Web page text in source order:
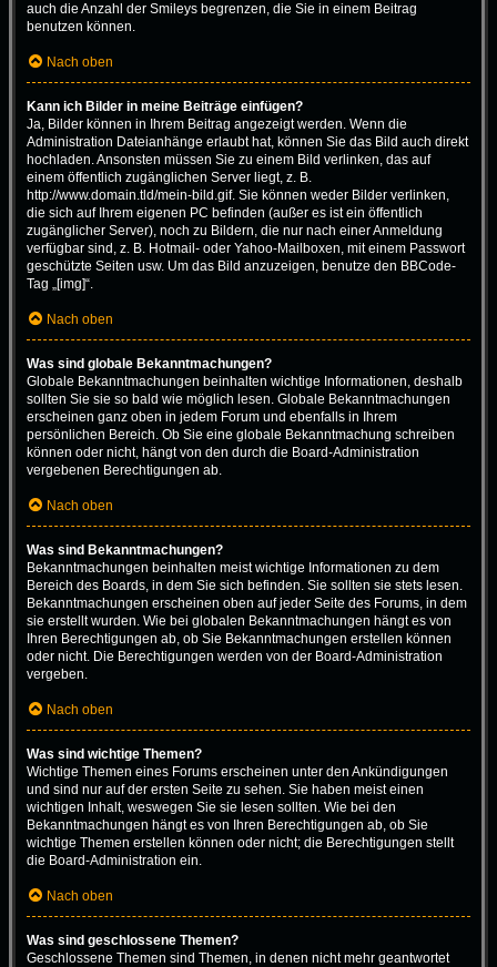
auch die Anzahl der Smileys begrenzen, die Sie in einem Beitrag
benutzen können.
Nach oben
Kann ich Bilder in meine Beiträge einfügen?
Ja, Bilder können in Ihrem Beitrag angezeigt werden. Wenn die
Administration Dateianhänge erlaubt hat, können Sie das Bild auch direkt
hochladen. Ansonsten müssen Sie zu einem Bild verlinken, das auf
einem öffentlich zugänglichen Server liegt, z. B.
http://www.domain.tld/mein-bild.gif. Sie können weder Bilder verlinken,
die sich auf Ihrem eigenen PC befinden (außer es ist ein öffentlich
zugänglicher Server), noch zu Bildern, die nur nach einer Anmeldung
verfügbar sind, z. B. Hotmail- oder Yahoo-Mailboxen, mit einem Passwort
geschützte Seiten usw. Um das Bild anzuzeigen, benutze den BBCode-
Tag „[img]“.
Nach oben
Was sind globale Bekanntmachungen?
Globale Bekanntmachungen beinhalten wichtige Informationen, deshalb
sollten Sie sie so bald wie möglich lesen. Globale Bekanntmachungen
erscheinen ganz oben in jedem Forum und ebenfalls in Ihrem
persönlichen Bereich. Ob Sie eine globale Bekanntmachung schreiben
können oder nicht, hängt von den durch die Board-Administration
vergebenen Berechtigungen ab.
Nach oben
Was sind Bekanntmachungen?
Bekanntmachungen beinhalten meist wichtige Informationen zu dem
Bereich des Boards, in dem Sie sich befinden. Sie sollten sie stets lesen.
Bekanntmachungen erscheinen oben auf jeder Seite des Forums, in dem
sie erstellt wurden. Wie bei globalen Bekanntmachungen hängt es von
Ihren Berechtigungen ab, ob Sie Bekanntmachungen erstellen können
oder nicht. Die Berechtigungen werden von der Board-Administration
vergeben.
Nach oben
Was sind wichtige Themen?
Wichtige Themen eines Forums erscheinen unter den Ankündigungen
und sind nur auf der ersten Seite zu sehen. Sie haben meist einen
wichtigen Inhalt, weswegen Sie sie lesen sollten. Wie bei den
Bekanntmachungen hängt es von Ihren Berechtigungen ab, ob Sie
wichtige Themen erstellen können oder nicht; die Berechtigungen stellt
die Board-Administration ein.
Nach oben
Was sind geschlossene Themen?
Geschlossene Themen sind Themen, in denen nicht mehr geantwortet